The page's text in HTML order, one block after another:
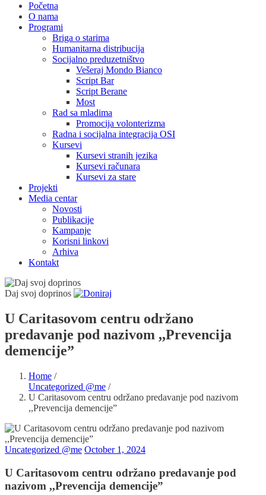
Početna
O nama
Programi
Briga o starima
Humanitarna distribucija
Socijalno preduzetništvo
Vešeraj Mondo Bianco
Script Bar
Script Berane
Most
Rad sa mladima
Promocija volonterizma
Radna i socijalna integracija OSI
Kursevi
Kursevi stranih jezika
Kursevi računara
Kursevi za stare
Projekti
Media centar
Novosti
Publikacije
Kampanje
Korisni linkovi
Arhiva
Kontakt
Daj svoj doprinos
U Caritasovom centru održano
predavanje pod nazivom ,,Prevencija
demencije”
Home /
Uncategorized @me /
U Caritasovom centru održano predavanje pod nazivom
,,Prevencija demencije”
Uncategorized @me October 1, 2024
U Caritasovom centru održano predavanje pod
nazivom ,,Prevencija demencije”